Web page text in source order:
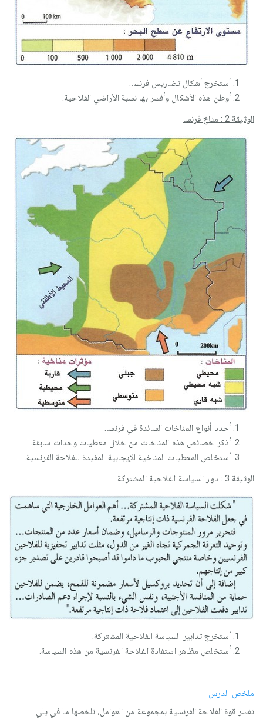
أستخرج أشكال تضاريس فرنسا.
أوطن هذه الأشكال وأفسر بها نسبة الأراضي الفلاحية.
الوثيقة 2 : مناخ فرنسا
أحدد أنواع المناخات السائدة في فرنسا.
أذكر خصائص هذه المناخات من خلال معطيات وحدات سابقة.
أستخلص المعطيات المناخية الإيجابية المفيدة للفلاحة الفرنسية.
الوثيقة 3 : دور السياسة الفلاحية المشتركة
أستخرج تدابير السياسة الفلاحية المشتركة.
أستخلص مظاهر استفادة الفلاحة الفرنسية من هذه السياسة.
ملخص الدرس
تفسر قوة الفلاحة الفرنسية بمجموعة من العوامل، نلخصها ما في يلي: